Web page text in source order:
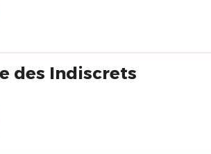
des Indiscrets